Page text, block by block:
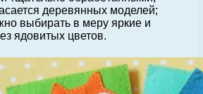
деревянных моделей;
выбирать в меру яркие и
ядовитых цветов.